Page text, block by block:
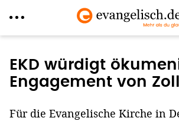
zum
Inhalt
EKD würdigt
Engagement von
Für die Evangelische Kirche in